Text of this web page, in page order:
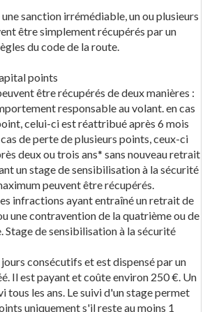
sanction irrémédiable, un ou plusieurs
être simplement récupérés par un
du code de la route.
points
être récupérés de deux manières :
responsable au volant. en cas
celui-ci est réattribué après 6 mois
de perte de plusieurs points, ceux-ci
deux ou trois ans* sans nouveau retrait
un stage de sensibilisation à la sécurité
peuvent être récupérés.
infractions ayant entraîné un retrait de
une contravention de la quatrième ou de
Stage de sensibilisation à la sécurité
consécutifs et est dispensé par un
Il est payant et coûte environ 250 €. Un
tous les ans. Le suivi d'un stage permet
uniquement s'il reste au moins 1